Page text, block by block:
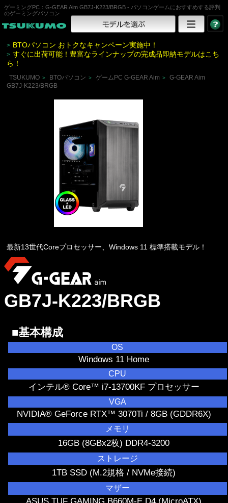
ゲーミングPC：G-GEAR Aim GB7J-K223/BRGB - パソコンゲームにおすすめする評判
のゲーミングパソコン
> BTOパソコン おトクなキャンペーン実施中！
> すぐに出荷可能！豊富なラインナップの完成品即納モデルはこち
ら！
TSUKUMO > BTOパソコン > ゲームPC G-GEAR Aim >
G-GEAR Aim
GB7J-K223/BRGB
最新13世代Coreプロセッサー、Windows 11 標準搭載モデル！
GB7J-K223/BRGB
■基本構成
OS
Windows 11 Home
CPU
インテル® Core™ i7-13700KF プロセッサー
VGA
NVIDIA® GeForce RTX™ 3070Ti / 8GB (GDDR6X)
メモリ
16GB (8GBx2枚) DDR4-3200
ストレージ
1TB SSD (M.2規格 / NVMe接続)
マザー
ASUS TUF GAMING B660M-E D4 (MicroATX)